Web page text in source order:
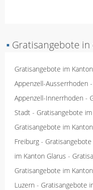
▪ Gratisangebote
Gratisangebote im
Appenzell-Ausserrhoden -
Appenzell-Innerrhoden -
Stadt - Gratisangebote
Gratisangebote im
Freiburg -
im Kanton Glarus -
Gratisangebote im
Luzern - Gratisangebote